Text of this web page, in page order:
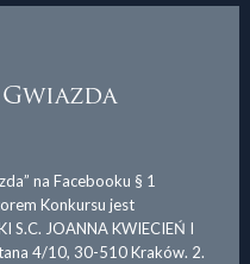
na Facebooku § 1
Konkursu jest
S.C. JOANNA KWIECIEŃ I
4/10, 30-510 Kraków. 2.